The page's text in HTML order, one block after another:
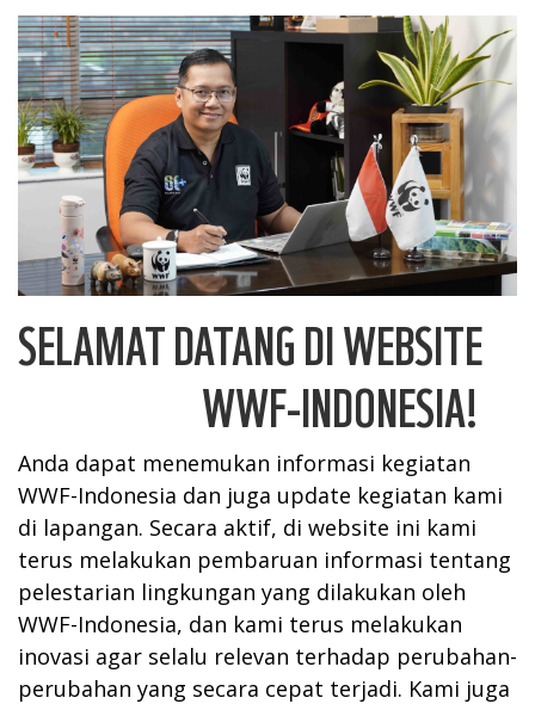
SELAMAT DATANG DI WEBSITE
WWF-INDONESIA!
Anda dapat menemukan informasi kegiatan
WWF-Indonesia dan juga update kegiatan kami
di lapangan. Secara aktif, di website ini kami
terus melakukan pembaruan informasi tentang
pelestarian lingkungan yang dilakukan oleh
WWF-Indonesia, dan kami terus melakukan
inovasi agar selalu relevan terhadap perubahan-
perubahan yang secara cepat terjadi. Kami juga